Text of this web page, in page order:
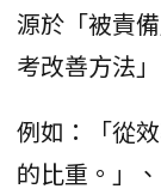
源於「被責
考改善方法
例如：「從
的比重。」